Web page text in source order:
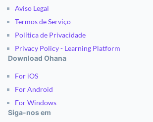
Aviso Legal
Termos de Serviço
Política de Privacidade
Privacy Policy - Learning Platform
Download Ohana
For iOS
For Android
For Windows
Siga-nos em